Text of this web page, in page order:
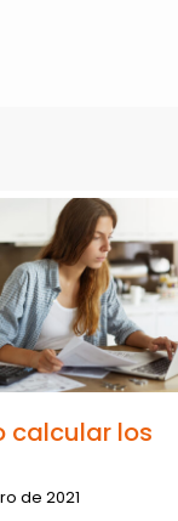
calcular los
de 2021